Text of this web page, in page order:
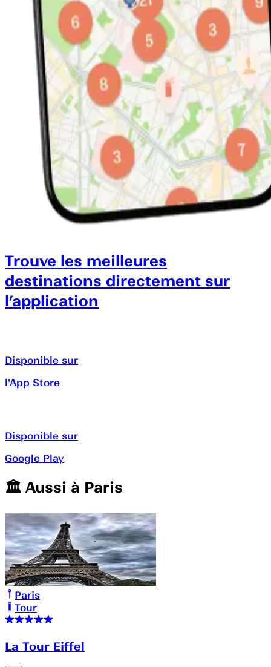
Trouve les meilleures
destinations directement sur
l’application
Disponible sur
l'App Store
Disponible sur
Google Play
🏛️️ Aussi à Paris
Paris
Tour
La Tour Eiffel